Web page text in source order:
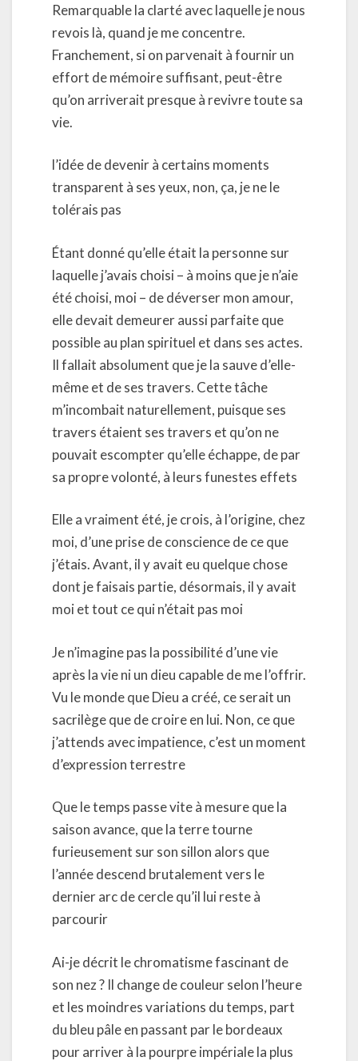
Remarquable la clarté avec laquelle je nous
revois là, quand je me concentre.
Franchement, si on parvenait à fournir un
effort de mémoire suffisant, peut-être
qu’on arriverait presque à revivre toute sa
vie.
l’idée de devenir à certains moments
transparent à ses yeux, non, ça, je ne le
tolérais pas
Étant donné qu’elle était la personne sur
laquelle j’avais choisi – à moins que je n’aie
été choisi, moi – de déverser mon amour,
elle devait demeurer aussi parfaite que
possible au plan spirituel et dans ses actes.
Il fallait absolument que je la sauve d’elle-
même et de ses travers. Cette tâche
m’incombait naturellement, puisque ses
travers étaient ses travers et qu’on ne
pouvait escompter qu’elle échappe, de par
sa propre volonté, à leurs funestes effets
Elle a vraiment été, je crois, à l’origine, chez
moi, d’une prise de conscience de ce que
j’étais. Avant, il y avait eu quelque chose
dont je faisais partie, désormais, il y avait
moi et tout ce qui n’était pas moi
Je n’imagine pas la possibilité d’une vie
après la vie ni un dieu capable de me l’offrir.
Vu le monde que Dieu a créé, ce serait un
sacrilège que de croire en lui. Non, ce que
j’attends avec impatience, c’est un moment
d’expression terrestre
Que le temps passe vite à mesure que la
saison avance, que la terre tourne
furieusement sur son sillon alors que
l’année descend brutalement vers le
dernier arc de cercle qu’il lui reste à
parcourir
Ai-je décrit le chromatisme fascinant de
son nez ? Il change de couleur selon l’heure
et les moindres variations du temps, part
du bleu pâle en passant par le bordeaux
pour arriver à la pourpre impériale la plus